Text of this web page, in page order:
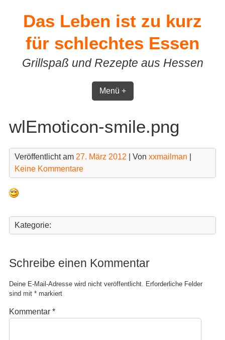
contentDas Leben ist zu kurz
für schlechtes Essen
Grillspaß und Rezepte aus Hessen
Menü +
wlEmoticon-smile.png
Veröffentlicht am 27. März 2012 | Von xxmailman
Keine Kommentare
Kategorie:
Schreibe einen Kommentar
Deine E-Mail-Adresse wird nicht veröffentlicht. Erforderliche Felder
sind mit *markiert
Kommentar *